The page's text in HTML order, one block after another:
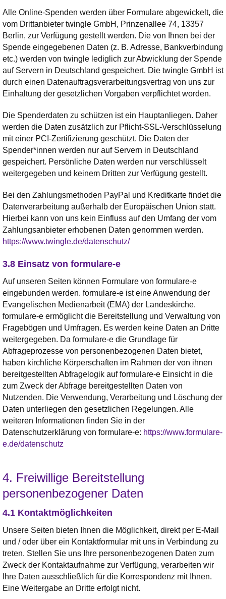
Alle Online-Spenden werden über Formulare abgewickelt, die
vom Drittanbieter twingle GmbH, Prinzenallee 74, 13357
Berlin, zur Verfügung gestellt werden. Die von Ihnen bei der
Spende eingegebenen Daten (z. B. Adresse, Bankverbindung
etc.) werden von twingle lediglich zur Abwicklung der Spende
auf Servern in Deutschland gespeichert. Die twingle GmbH ist
durch einen Datenauftragsverarbeitungsvertrag von uns zur
Einhaltung der gesetzlichen Vorgaben verpflichtet worden.
Die Spenderdaten zu schützen ist ein Hauptanliegen. Daher
werden die Daten zusätzlich zur Pflicht-SSL-Verschlüsselung
mit einer PCI-Zertifizierung geschützt. Die Daten der
Spender*innen werden nur auf Servern in Deutschland
gespeichert. Persönliche Daten werden nur verschlüsselt
weitergegeben und keinem Dritten zur Verfügung gestellt.
Bei den Zahlungsmethoden PayPal und Kreditkarte findet die
Datenverarbeitung außerhalb der Europäischen Union statt.
Hierbei kann von uns kein Einfluss auf den Umfang der vom
Zahlungsanbieter erhobenen Daten genommen werden.
https://www.twingle.de/datenschutz/
3.8 Einsatz von formulare-e
Auf unseren Seiten können Formulare von formulare-e
eingebunden werden. formulare-e ist eine Anwendung der
Evangelischen Medienarbeit (EMA) der Landeskirche.
formulare-e ermöglicht die Bereitstellung und Verwaltung von
Fragebögen und Umfragen. Es werden keine Daten an Dritte
weitergegeben. Da formulare-e die Grundlage für
Abfrageprozesse von personenbezogenen Daten bietet,
haben kirchliche Körperschaften im Rahmen der von ihnen
bereitgestellten Abfragelogik auf formulare-e Einsicht in die
zum Zweck der Abfrage bereitgestellten Daten von
Nutzenden. Die Verwendung, Verarbeitung und Löschung der
Daten unterliegen den gesetzlichen Regelungen. Alle
weiteren Informationen finden Sie in der
Datenschutzerklärung von formulare-e: https://www.formulare-
e.de/datenschutz
4. Freiwillige Bereitstellung
personenbezogener Daten
4.1 Kontaktmöglichkeiten
Unsere Seiten bieten Ihnen die Möglichkeit, direkt per E-Mail
und / oder über ein Kontaktformular mit uns in Verbindung zu
treten. Stellen Sie uns Ihre personenbezogenen Daten zum
Zweck der Kontaktaufnahme zur Verfügung, verarbeiten wir
Ihre Daten ausschließlich für die Korrespondenz mit Ihnen.
Eine Weitergabe an Dritte erfolgt nicht.